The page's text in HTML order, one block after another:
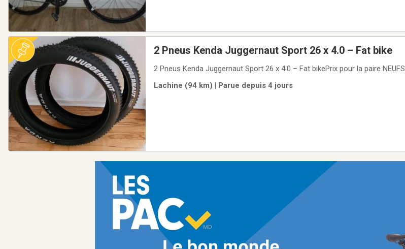
2 Pneus Kenda Juggernaut Sport 26 x 4.0 – Fat bike
2 Pneus Kenda Juggernaut Sport 26 x 4.0 – Fat bikePrix pour la paire NEUFS
Lachine (94 km) | Parue depuis 4 jours